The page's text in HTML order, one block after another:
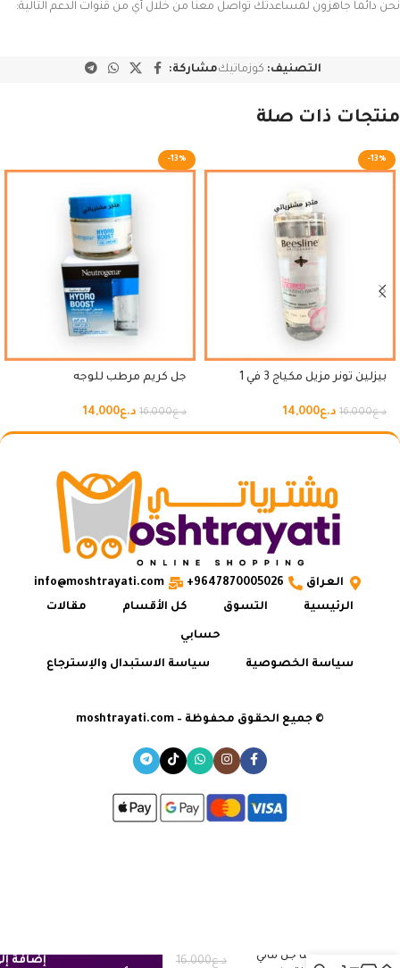
نحن دائماً جاهزون لمساعدتك تواصل معنا من خلال أي من قنوات الدعم التالية:
التصنيف: كوزماتيكمشاركة:
منتجات ذات صلة
-13%
بيزلين تونر مزيل مكياج 3 في 1
د.ع16,000 د.ع14,000
-13%
جل كريم مرطب للوجه
د.ع16,000 د.ع14,000
العراق 9647870005026+
info@moshtrayati.com
الرئيسية
التسوق كل الأقسام مقالات
حسابي
سياسة الخصوصية سياسة الاستبدال والإسترجاع
© جميع الحقوق محفوظة – moshtrayati.com
نتروجينا جل مائي
د.ع16,000 إضافة